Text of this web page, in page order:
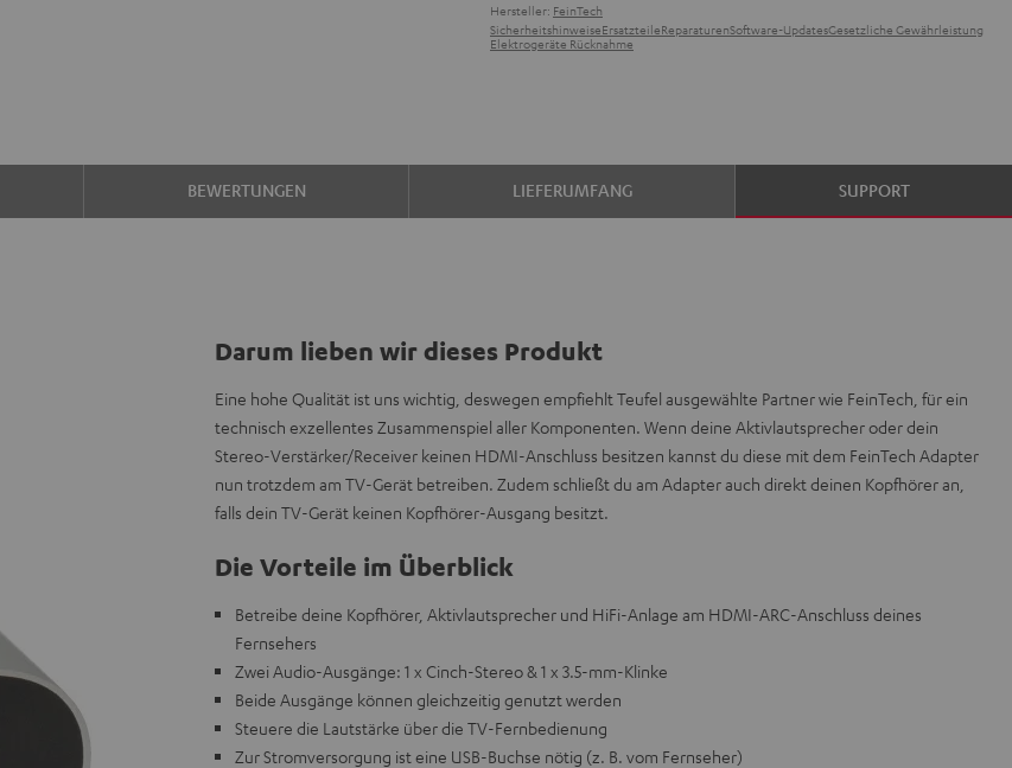
Hersteller: FeinTech
SicherheitshinweiseErsatzteileReparaturenSoftware-UpdatesGesetzliche Gewährleistung
Elektrogeräte Rücknahme
BEWERTUNGEN LIEFERUMFANG SUPPORT
Darum lieben wir dieses Produkt
Eine hohe Qualität ist uns wichtig, deswegen empfiehlt Teufel ausgewählte Partner wie FeinTech, für ein
technisch exzellentes Zusammenspiel aller Komponenten. Wenn deine Aktivlautsprecher oder dein
Stereo-Verstärker/Receiver keinen HDMI-Anschluss besitzen kannst du diese mit dem FeinTech Adapter
nun trotzdem am TV-Gerät betreiben. Zudem schließt du am Adapter auch direkt deinen Kopfhörer an,
falls dein TV-Gerät keinen Kopfhörer-Ausgang besitzt.
Die Vorteile im Überblick
Betreibe deine Kopfhörer, Aktivlautsprecher und HiFi-Anlage am HDMI-ARC-Anschluss deines
Fernsehers
Zwei Audio-Ausgänge: 1 x Cinch-Stereo & 1 x 3.5-mm-Klinke
Beide Ausgänge können gleichzeitig genutzt werden
Steuere die Lautstärke über die TV-Fernbedienung
Zur Stromversorgung ist eine USB-Buchse nötig (z. B. vom Fernseher)